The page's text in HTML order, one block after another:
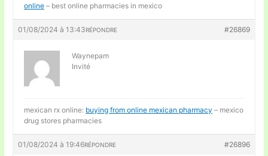
online – best online pharmacies in mexico
01/08/2024 à 13:43 #26869
RÉPONDRE
Waynepam
Invité
mexican rx online: buying from online mexican pharmacy – mexico
drug stores pharmacies
01/08/2024 à 19:46 #26896
RÉPONDRE